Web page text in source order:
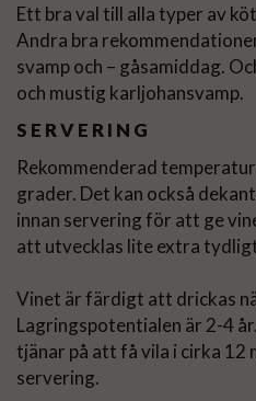
Ett bra val till alla typer av
Andra bra
svamp och – gåsamiddag.
och mustig karljohansvamp.
SERVERING
Rekommenderad
grader. Det kan också
innan servering för att ge
att utvecklas lite extra
Vinet är färdigt att drickas
Lagringspotentialen är 2-4
tjänar på att få vila i cirka 12
servering.